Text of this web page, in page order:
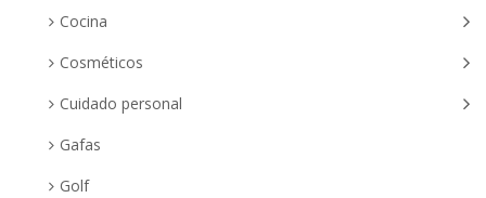
Cocina
Cosméticos
Cuidado personal
Gafas
Golf